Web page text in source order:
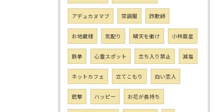
アデュカヌマブ 空調服 詐欺師
お地蔵様 気配り 晴天を衝け 小林亜星
鉄拳 心霊スポット 立ち入り禁止 減塩
ネットカフェ 立てこもり 白い恋人
銃撃 ハッピー お花が長持ち